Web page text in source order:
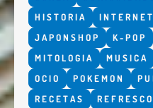
HISTORIA
INTERNET
JAPONSHOP
K-POP
MITOLOGIA
MUSICA
OCIO
POKEMON
RECETAS